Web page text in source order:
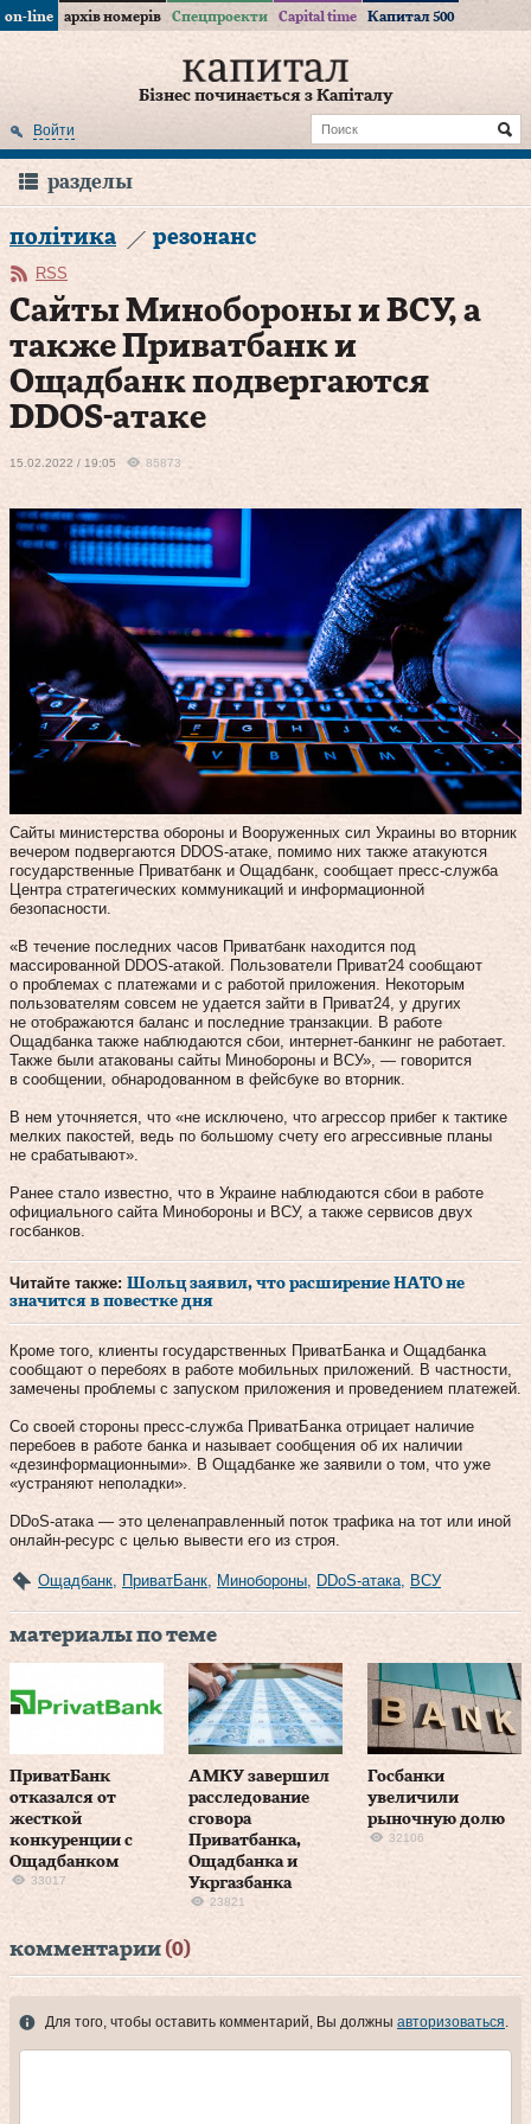
on-line архів номерів Спецпроекти Capital time Капитал 500
Бізнес починається з Капіталу
Войти
разделы
політика резонанс
RSS
Сайты Минобороны и ВСУ, а
также Приватбанк и
Ощадбанк подвергаются
DDОS-атаке
15.02.2022 / 19:05 85873
Сайты министерства обороны и Вооруженных сил Украины во вторник
вечером подвергаются DDОS-атаке, помимо них также атакуются
государственные Приватбанк и Ощадбанк, сообщает пресс-служба
Центра стратегических коммуникаций и информационной
безопасности.
«В течение последних часов Приватбанк находится под
массированной DDОS-атакой. Пользователи Приват24 сообщают
о проблемах с платежами и с работой приложения. Некоторым
пользователям совсем не удается зайти в Приват24, у других
не отображаются баланс и последние транзакции. В работе
Ощадбанка также наблюдаются сбои, интернет-банкинг не работает.
Также были атакованы сайты Минобороны и ВСУ», — говорится
в сообщении, обнародованном в фейсбуке во вторник.
В нем уточняется, что «не исключено, что агрессор прибег к тактике
мелких пакостей, ведь по большому счету его агрессивные планы
не срабатывают».
Ранее стало известно, что в Украине наблюдаются сбои в работе
официального сайта Минобороны и ВСУ, а также сервисов двух
госбанков.
Читайте также: Шольц заявил, что расширение НАТО не
значится в повестке дня
Кроме того, клиенты государственных ПриватБанка и Ощадбанка
сообщают о перебоях в работе мобильных приложений. В частности,
замечены проблемы с запуском приложения и проведением платежей.
Со своей стороны пресс-служба ПриватБанка отрицает наличие
перебоев в работе банка и называет сообщения об их наличии
«дезинформационными». В Ощадбанке же заявили о том, что уже
«устраняют неполадки».
DDoS-атака — это целенаправленный поток трафика на тот или иной
онлайн-ресурс с целью вывести его из строя.
Ощадбанк ПриватБанк Минобороны DDoS-атака ВСУ
материалы по теме
ПриватБанк
отказался от
жесткой
конкуренции с
Ощадбанком
33017
АМКУ завершил
расследование
сговора
Приватбанка,
Ощадбанка и
Укргазбанка
23821
Госбанки
увеличили
рыночную долю
32106
комментарии (0)
Для того, чтобы оставить комментарий, Вы должны авторизоваться.